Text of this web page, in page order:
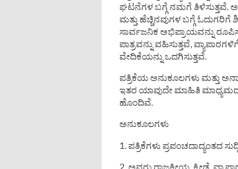
ಘಟನೆಗಳ ಬಗ್ಗೆ ನಮಗೆ ತಿಳಿಸುತ್ತವೆ.
ಮತ್ತು ಹೆಚ್ಚಿನವುಗಳ ಬಗ್ಗೆ
ಸಾರ್ವಜನಿಕ ಅಭಿಪ್ರಾಯವನ್ನು
ಪಾತ್ರವನ್ನು ವಹಿಸುತ್ತವೆ,
ವೇದಿಕೆಯನ್ನು ಒದಗಿಸುತ್ತವೆ.
ಪತ್ರಿಕೆಯ ಅನುಕೂಲಗಳು ಮತ್ತು
ಇತರ ಯಾವುದೇ ಮಾಹಿತಿ
ಹೊಂದಿವೆ.
ಅನುಕೂಲಗಳು
1. ಪತ್ರಿಕೆಗಳು ಪ್ರಪಂಚದಾದ್ಯಂತದ
2. ಅವರು ರಾಜಕೀಯ, ಕ್ರೀಡೆ,